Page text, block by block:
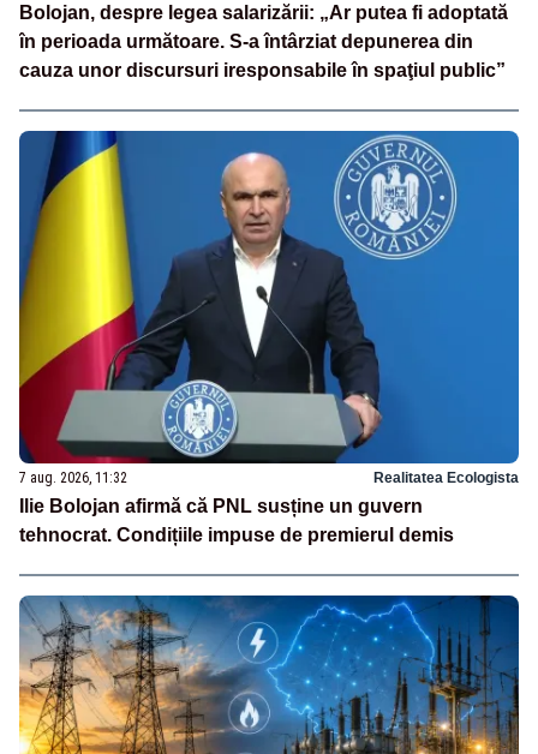
Bolojan, despre legea salarizării: „Ar putea fi adoptată
în perioada următoare. S-a întârziat depunerea din
cauza unor discursuri iresponsabile în spaţiul public”
7 aug. 2026, 11:32 Realitatea Ecologista
Ilie Bolojan afirmă că PNL susține un guvern
tehnocrat. Condițiile impuse de premierul demis